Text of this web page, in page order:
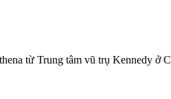
từ Trung tâm vũ trụ Kennedy ở